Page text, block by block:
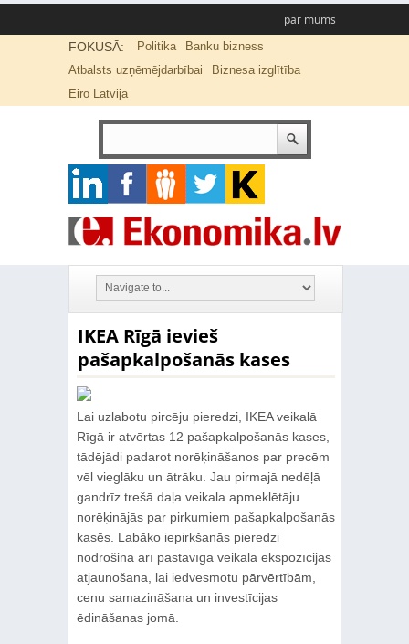
par mums
FOKUSĀ: Politika
Banku bizness
Atbalsts uzņēmējdarbībai
Biznesa izglītība
Eiro Latvijā
IKEA Rīgā ievieš
pašapkalpošanās kases
Lai uzlabotu pircēju pieredzi, IKEA veikalā
Rīgā ir atvērtas 12 pašapkalpošanās kases,
tādējādi padarot norēķināšanos par precēm
vēl vieglāku un ātrāku. Jau pirmajā nedēļā
gandrīz trešā daļa veikala apmeklētāju
norēķinājās par pirkumiem pašapkalpošanās
kasēs. Labāko iepirkšanās pieredzi
nodrošina arī pastāvīga veikala ekspozīcijas
atjaunošana, lai iedvesmotu pārvērtībām,
cenu samazināšana un investīcijas
ēdināšanas jomā.